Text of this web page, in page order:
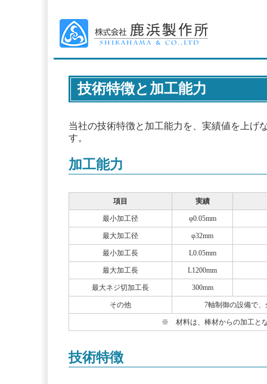
技術特徴と加工能力
当社の技術特徴と加工能力を、実績値を上げ
す。
加工能力
項目 実績
最小加工径 φ0.05mm
最大加工径 φ32mm
最小加工長 L0.05mm
最大加工長 L1200mm
最大ネジ切加工長 300mm
その他 7軸制御の設備で
※ 材料は、棒材からの加工と
技術特徴